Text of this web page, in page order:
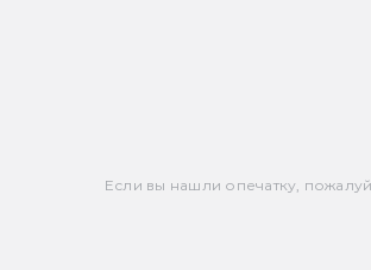
Если вы нашли опечатку,